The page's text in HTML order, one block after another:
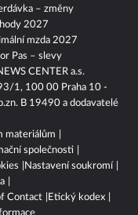
CENTER a.s.
1, 100 00 Praha 10 -
B 19490 a dodavatelé
materiálům
společnosti
Nastavení soukromí
Contact
Etický kodex
– změny
2027
mzda 2027
Pas – slevy